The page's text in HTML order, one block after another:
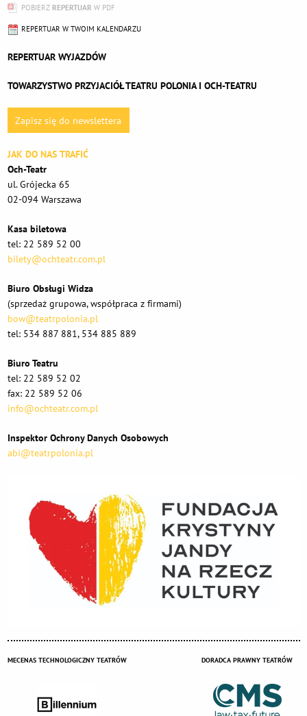
POBIERZ REPERTUAR W PDF
REPERTUAR W TWOIM KALENDARZU
REPERTUAR WYJAZDÓW
TOWARZYSTWO PRZYJACIÓŁ TEATRU POLONIA I OCH-TEATRU
Zapisz się do newslettera
JAK DO NAS TRAFIĆ
Och-Teatr
ul. Grójecka 65
02-094 Warszawa
Kasa biletowa
tel: 22 589 52 00
bilety@ochteatr.com.pl
Biuro Obsługi Widza
(sprzedaż grupowa, współpraca z firmami)
bow@teatrpolonia.pl
tel: 534 887 881, 534 885 889
Biuro Teatru
tel: 22 589 52 02
fax: 22 589 52 06
info@ochteatr.com.pl
Inspektor Ochrony Danych Osobowych
abi@teatrpolonia.pl
MECENAS TECHNOLOGICZNY TEATRÓW DORADCA PRAWNY TEATRÓW